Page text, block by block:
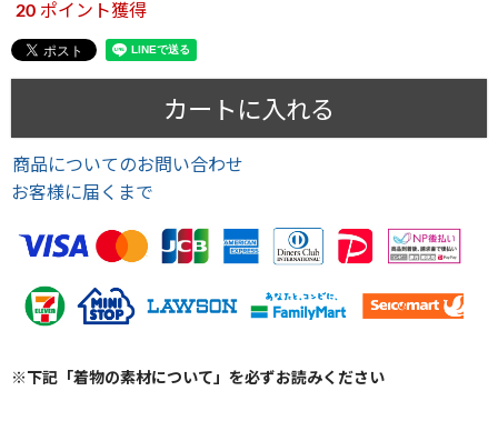
20 ポイント獲得
カートに入れる
商品についてのお問い合わせ
お客様に届くまで
※下記「着物の素材について」を必ずお読みください